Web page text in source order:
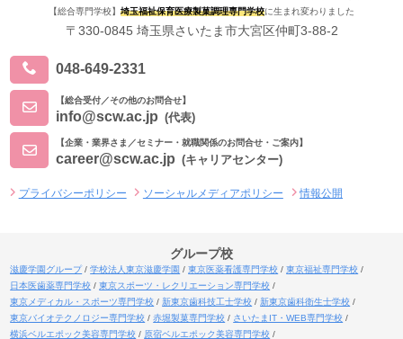
【総合専門学校】 埼玉福祉保育医療製菓調理専門学校に生まれ変わりました
〒330-0845 埼玉県さいたま市大宮区仲町3-88-2
048-649-2331
【総合受付／その他のお問合せ】
info@scw.ac.jp (代表)
【企業・業界さま／セミナー・就職関係のお問合せ・ご案内】
career@scw.ac.jp (キャリアセンター)
プライバシーポリシー ソーシャルメディアポリシー 情報公開
グループ校
滋慶学園グループ 学校法人東京滋慶学園 東京医薬看護専門学校
東京福祉専門学校
日本医歯薬専門学校
東京スポーツ・レクリエーション専門学校
東京メディカル・スポーツ専門学校
新東京歯科技工士学校
新東京歯科衛生士学校
東京バイオテクノロジー専門学校
赤堀製菓専門学校
さいたまIT・WEB専門学校
横浜ベルエポック美容専門学校
原宿ベルエポック美容専門学校